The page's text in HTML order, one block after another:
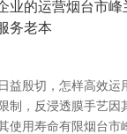
业的运营烟台市峰
务老本
益殷切，怎样高效运
制，反浸透膜手艺因
使用寿命有限烟台市